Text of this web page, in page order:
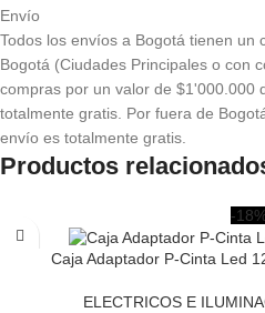
Envío
Todos los envíos a Bogotá tienen un
Bogotá (Ciudades Principales o con
compras por un valor de $1'000.000
totalmente gratis. Por fuera de
envío es totalmente gratis.
Productos
-
Caja Adaptador P-Cinta Led
ELECTRICOS E